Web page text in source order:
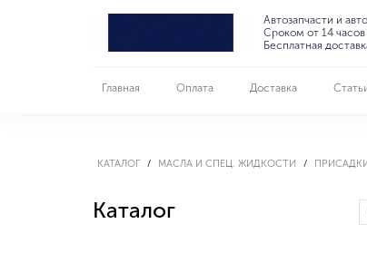
Автозапчасти и
Сроком от 14 часов
Бесплатная
Главная Оплата Доставка
КАТАЛОГ МАСЛА И СПЕЦ. ЖИДКОСТИ
Каталог